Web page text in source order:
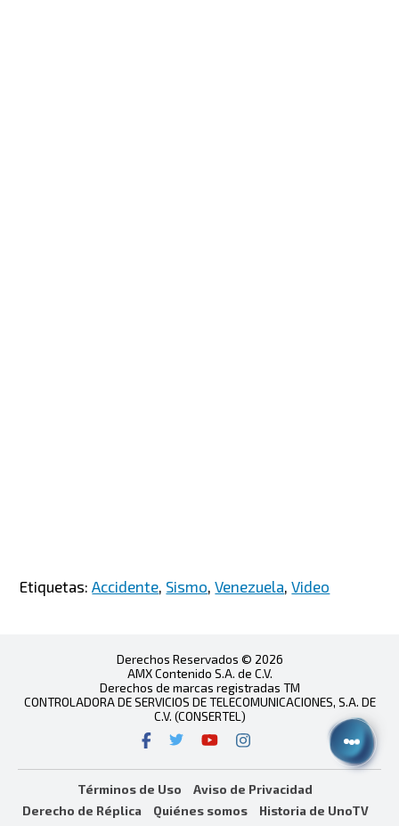
Etiquetas:Accidente Sismo ,Venezuela ,Video
Derechos Reservados © 2026
AMX Contenido S.A. de C.V.
Derechos de marcas registradas TM
CONTROLADORA DE SERVICIOS DE TELECOMUNICACIONES, S.A. DE
C.V. (CONSERTEL)
Términos de Uso
Aviso de Privacidad
Derecho de Réplica
Quiénes somos
Historia de UnoTV